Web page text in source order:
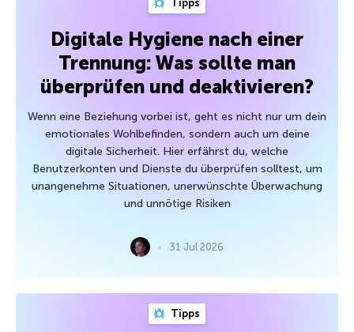
Tipps
Digitale Hygiene nach einer
Trennung: Was sollte man
überprüfen und deaktivieren?
Wenn eine Beziehung vorbei ist, geht es nicht nur um dein
emotionales Wohlbefinden, sondern auch um deine
digitale Sicherheit. Hier erfährst du, welche
Benutzerkonten und Dienste du überprüfen solltest, um
unangenehme Situationen, unerwünschte Überwachung
und unnötige Risiken
31 Jul 2026
Tipps